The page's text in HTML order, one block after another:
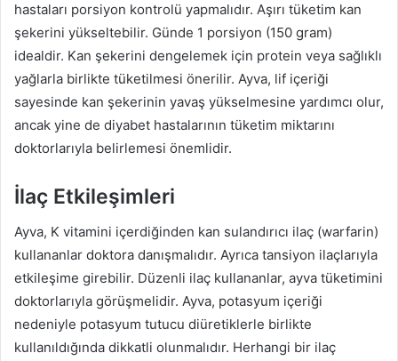
hastaları porsiyon kontrolü yapmalıdır. Aşırı tüketim kan
şekerini yükseltebilir. Günde 1 porsiyon (150 gram)
idealdir. Kan şekerini dengelemek için protein veya sağlıklı
yağlarla birlikte tüketilmesi önerilir. Ayva, lif içeriği
sayesinde kan şekerinin yavaş yükselmesine yardımcı olur,
ancak yine de diyabet hastalarının tüketim miktarını
doktorlarıyla belirlemesi önemlidir.
İlaç Etkileşimleri
Ayva, K vitamini içerdiğinden kan sulandırıcı ilaç (warfarin)
kullananlar doktora danışmalıdır. Ayrıca tansiyon ilaçlarıyla
etkileşime girebilir. Düzenli ilaç kullananlar, ayva tüketimini
doktorlarıyla görüşmelidir. Ayva, potasyum içeriği
nedeniyle potasyum tutucu diüretiklerle birlikte
kullanıldığında dikkatli olunmalıdır. Herhangi bir ilaç